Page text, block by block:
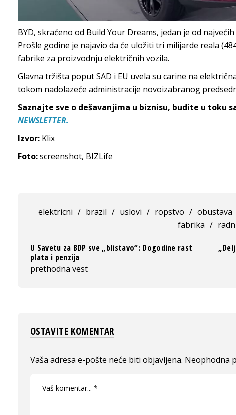
BYD, skraćeno od Build Your Dreams, jedan je od
Prošle godine je najavio da će uložiti tri milijarde reala
fabrike za proizvodnju električnih vozila.
Glavna tržišta poput SAD i EU uvela su carine na
tokom nadolazeće administracije novoizabranog
Saznajte sve o dešavanjima u biznisu, budite u toku
NEWSLETTER.
Izvor: Klix
Foto:screenshot, BIZLife
elektricni / brazil / uslovi / ropstvo / obustava
fabrika /
U Savetu za BDP sve „blistavo“: Dogodine rast
plata i penzija
prethodna vest
OSTAVITE KOMENTAR
Vaša adresa e-pošte neće biti objavljena. Neophodna